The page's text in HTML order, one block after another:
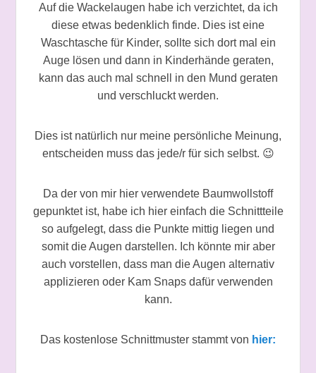
Auf die Wackelaugen habe ich verzichtet, da ich
diese etwas bedenklich finde. Dies ist eine
Waschtasche für Kinder, sollte sich dort mal ein
Auge lösen und dann in Kinderhände geraten,
kann das auch mal schnell in den Mund geraten
und verschluckt werden.
Dies ist natürlich nur meine persönliche Meinung,
entscheiden muss das jede/r für sich selbst. 😉
Da der von mir hier verwendete Baumwollstoff
gepunktet ist, habe ich hier einfach die Schnittteile
so aufgelegt, dass die Punkte mittig liegen und
somit die Augen darstellen. Ich könnte mir aber
auch vorstellen, dass man die Augen alternativ
applizieren oder Kam Snaps dafür verwenden
kann.
Das kostenlose Schnittmuster stammt von hier: